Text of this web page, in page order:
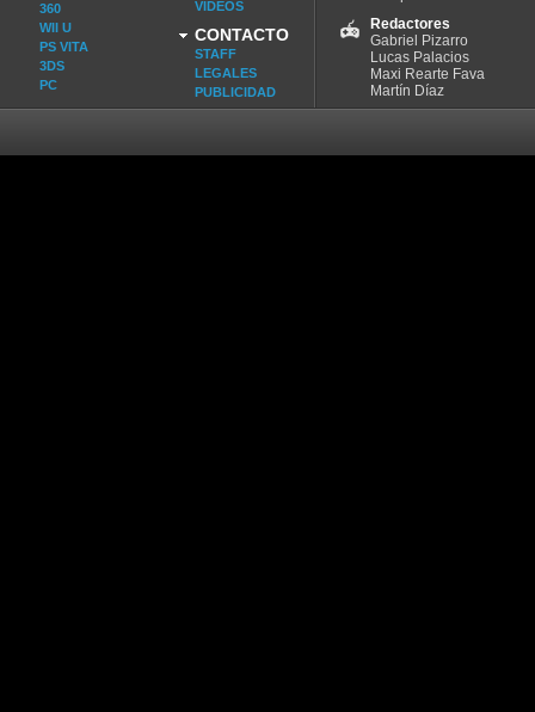
360
WII U
PS VITA
3DS
PC
VIDEOS
CONTACTO
STAFF
LEGALES
PUBLICIDAD
Redactores
Gabriel Pizarro
Lucas Palacios
Maxi Rearte Fava
Martín Díaz